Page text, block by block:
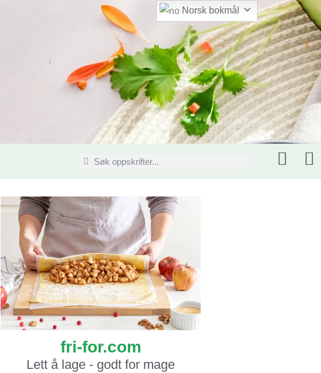
fri-for.com
Lett å lage - godt for mage
Norsk bokmål